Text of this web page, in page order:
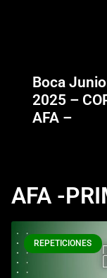
Boca
2025 –
AFA –
AFA -
REPETICIONES